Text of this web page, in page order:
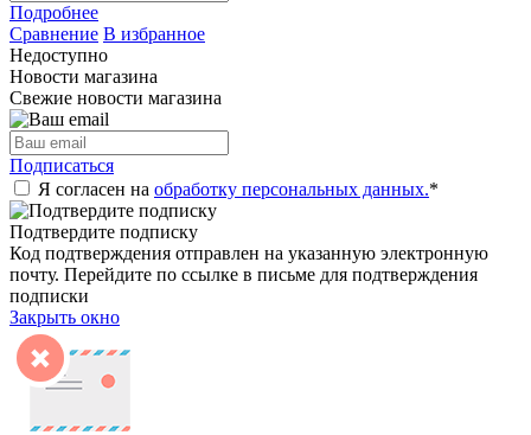
Подробнее
Сравнение В избранное
Недоступно
Новости магазина
Свежие новости магазина
Подписаться
Я согласен на обработку персональных данных.*
Подтвердите подписку
Код подтверждения отправлен на указанную электронную
почту. Перейдите по ссылке в письме для подтверждения
подписки
Закрыть окно